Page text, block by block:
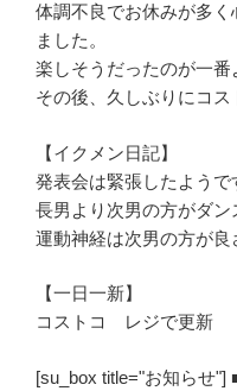
体調不良でお休みが多
ました。
楽しそうだったのが一番
その後、久しぶりにコス
【イクメン日記】
発表会は緊張したようで
長男より次男の方がダン
運動神経は次男の方が良
【一日一新】
コストコ レジで更新
[su_box title="お知らせ